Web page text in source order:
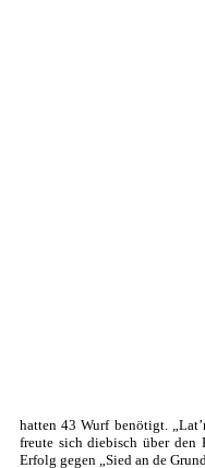
hatten 43 Wurf benötigt.
freute sich diebisch über den
Erfolg gegen „Sied an de